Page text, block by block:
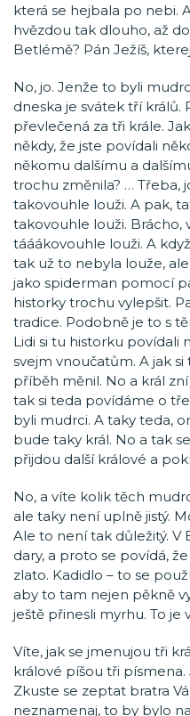
která se hejbala po nebi.
hvězdou tak dlouho, až
Betlémě? Pán Ježíš,
No, jo. Jenže to byli
dneska je svátek tří králů.
převlečená za tři krále.
někdy, že jste povídali
někomu dalšímu a
trochu změnila? … Třeba,
takovouhle louži. A pak,
takovouhle louži. Brácho,
tááákovouhle louži. A
tak už to nebyla louže,
jako spiderman pomocí
historky trochu vylepšit.
tradice. Podobně je to s
Lidi si tu historku povídali
svejm vnoučatům. A jak
příběh měnil. No a král
tak si teda povídáme o
byli mudrci. A taky teda,
bude taky král. No a tak
přijdou další králové a
No, a víte kolik těch
ale taky není uplně jistý.
Ale to není tak důležitý. V
dary, a proto se povídá,
zlato. Kadidlo – to se
aby to tam nejen pěkně
ještě přinesli myrhu. To je
Víte, jak se jmenujou tři
králové píšou tři písmena.
Zkuste se zeptat bratra
neznamenaj, to by bylo